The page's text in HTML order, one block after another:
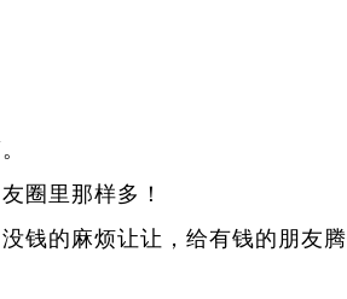
圈里那样多！
钱的麻烦让让，给有钱的朋友